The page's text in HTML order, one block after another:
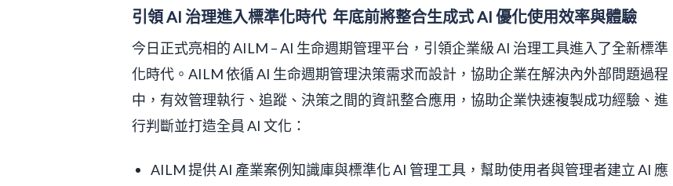
引領 AI 治理進入標準化時代 年底前將整合生成式 AI 優化使用效率與體驗
今日正式亮相的 AILM – AI 生命週期管理平台，引領企業級 AI 治理工具進入了全新標準
化時代。AILM 依循 AI 生命週期管理決策需求而設計，協助企業在解決內外部問題過程
中，有效管理執行、追蹤、決策之間的資訊整合應用，協助企業快速複製成功經驗、進
行判斷並打造全員 AI 文化：
AILM 提供 AI 產業案例知識庫與標準化 AI 管理工具，幫助使用者與管理者建立 AI 應